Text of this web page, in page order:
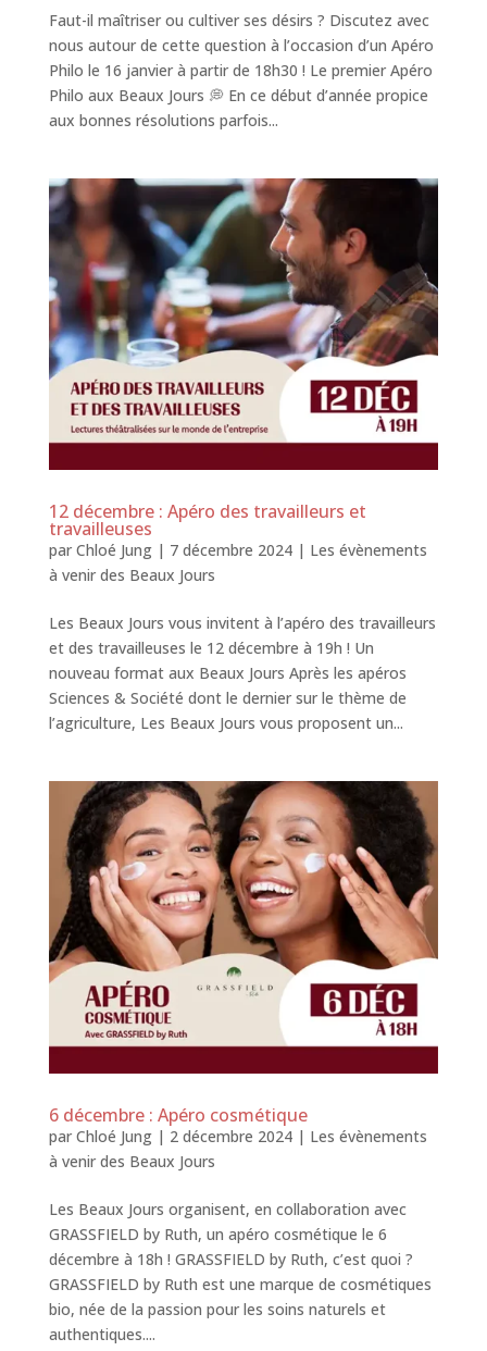
Faut-il maîtriser ou cultiver ses désirs ? Discutez avec
nous autour de cette question à l’occasion d’un Apéro
Philo le 16 janvier à partir de 18h30 ! Le premier Apéro
Philo aux Beaux Jours 💭 En ce début d’année propice
aux bonnes résolutions parfois...
12 décembre : Apéro des travailleurs et
travailleuses
par Chloé Jung| 7 décembre 2024| Les évènements
à venir des Beaux Jours
Les Beaux Jours vous invitent à l’apéro des travailleurs
et des travailleuses le 12 décembre à 19h ! Un
nouveau format aux Beaux Jours Après les apéros
Sciences & Société dont le dernier sur le thème de
l’agriculture, Les Beaux Jours vous proposent un...
6 décembre : Apéro cosmétique
par Chloé Jung| 2 décembre 2024| Les évènements
à venir des Beaux Jours
Les Beaux Jours organisent, en collaboration avec
GRASSFIELD by Ruth, un apéro cosmétique le 6
décembre à 18h ! GRASSFIELD by Ruth, c’est quoi ?
GRASSFIELD by Ruth est une marque de cosmétiques
bio, née de la passion pour les soins naturels et
authentiques....